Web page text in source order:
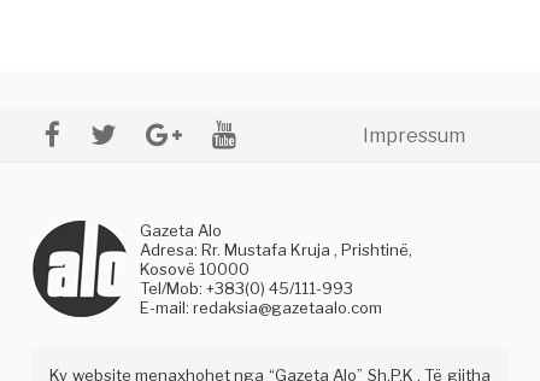
Impressum
Gazeta Alo
Adresa: Rr. Mustafa Kruja , Prishtinë,
Kosovë 10000
Tel/Mob: +383(0) 45/111-993
E-mail:redaksia@gazetaalo.com
Ky website menaxhohet nga “Gazeta Alo” Sh.P.K . Të gjitha